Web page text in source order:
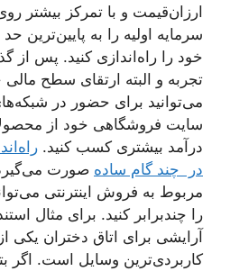
ارزان‌قیمت و با تمرکز بیشتر
سرمایه اولیه را به پایین‌ترین
خود را راه‌اندازی کنید. پس
تجربه و البته ارتقای سطح مالی
می‌توانید برای حضور در
سایت فروشگاهی خود از
درآمد بیشتری کسب کنید.
در چند گام ساده صورت
مربوط به فروش اینترنتی
را چندبرابر کنید. برای مثال
آرایشی برای اتاق دختران یکی
کاربردی‌ترین وسایل است. اگر